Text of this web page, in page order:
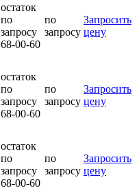
остаток
по
запросу
68-00-60
по
запросу
Запросить
цену
остаток
по
запросу
68-00-60
по
запросу
Запросить
цену
остаток
по
запросу
68-00-60
по
запросу
Запросить
цену